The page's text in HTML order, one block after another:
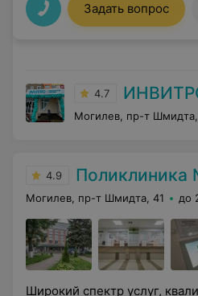
Задать вопрос
4.7
Могилев, пр-т
4.9 Поликлиника
Могилев, пр-т Шмидта, 41 до
Широкий спектр услуг,